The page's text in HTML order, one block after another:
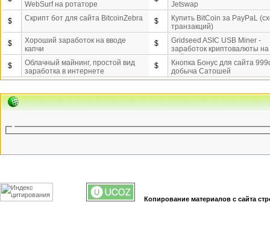
WebSurf на ротаторе
Jetswap
$
Скрипт бот для сайта BitcoinZebra $
Купить BitCoin за PayPaL
транзакций)
$
Хороший заработок на вводе
капчи
$
Gridseed ASIC USB Miner -
заработок криптовалюты на
майнинге.
$
Облачный майнинг, простой вид
заработка в интернете
$
Кнопка Бонус для сайта
добыча Сатошей
Копирование материалов с сайта